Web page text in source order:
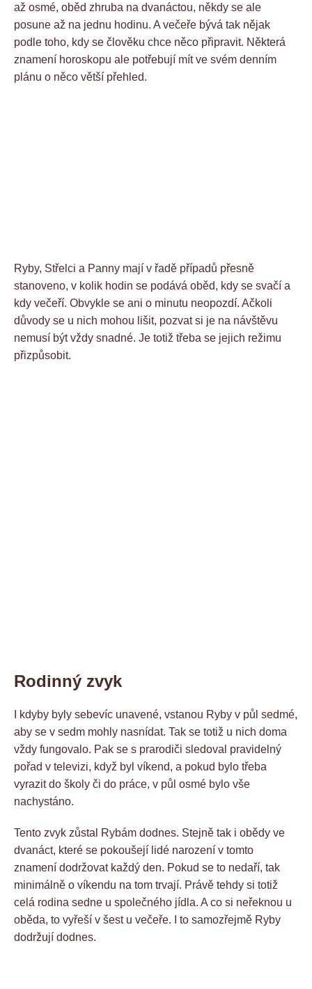
až osmé, oběd zhruba na dvanáctou, někdy se ale
posune až na jednu hodinu. A večeře bývá tak nějak
podle toho, kdy se člověku chce něco připravit. Některá
znamení horoskopu ale potřebují mít ve svém denním
plánu o něco větší přehled.
Ryby, Střelci a Panny mají v řadě případů přesně
stanoveno, v kolik hodin se podává oběd, kdy se svačí a
kdy večeří. Obvykle se ani o minutu neopozdí. Ačkoli
důvody se u nich mohou lišit, pozvat si je na návštěvu
nemusí být vždy snadné. Je totiž třeba se jejich režimu
přizpůsobit.
Rodinný zvyk
I kdyby byly sebevíc unavené, vstanou Ryby v půl sedmé,
aby se v sedm mohly nasnídat. Tak se totiž u nich doma
vždy fungovalo. Pak se s prarodiči sledoval pravidelný
pořad v televizi, když byl víkend, a pokud bylo třeba
vyrazit do školy či do práce, v půl osmé bylo vše
nachystáno.
Tento zvyk zůstal Rybám dodnes. Stejně tak i obědy ve
dvanáct, které se pokoušejí lidé narození v tomto
znamení dodržovat každý den. Pokud se to nedaří, tak
minimálně o víkendu na tom trvají. Právě tehdy si totiž
celá rodina sedne u společného jídla. A co si neřeknou u
oběda, to vyřeší v šest u večeře. I to samozřejmě Ryby
dodržují dodnes.